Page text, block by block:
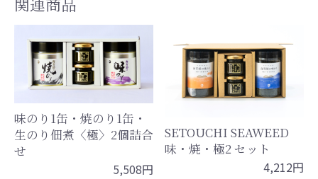
味のり1缶・焼のり1缶・
生のり佃煮〈極〉2個詰合
せ
5,508円
SETOUCHI SEAWEED
味・焼・極2 セット
4,212円